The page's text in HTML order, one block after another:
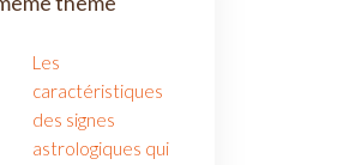
Les
caractéristiques
des signes
astrologiques qui